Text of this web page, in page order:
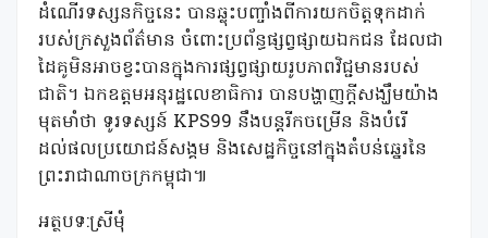
ដំណើរទស្សនកិច្ចនេះ បានឆ្លុះបញ្ចាំងពីការយកចិត្តទុកដាក់
របស់ក្រសួងព័ត៌មាន ចំពោះប្រព័ន្ធផ្សព្វផ្សាយឯកជន ដែលជា
ដៃគូមិនអាចខ្វះបានក្នុងការផ្សព្វផ្សាយរូបភាពវិជ្ជមានរបស់
ជាតិ។ ឯកឧត្តមអនុរដ្ឋលេខាធិការ បានបង្ហាញក្តីសង្ឃឹមយ៉ាង
មុតមាំថា ទូរទស្សន៍ KPS99 នឹងបន្តរីកចម្រើន និងបំរើ
ដល់ផលប្រយោជន៍សង្គម និងសេដ្ឋកិច្ចនៅក្នុងតំបន់ឆ្នេរនៃ
ព្រះរាជាណាចក្រកម្ពុជា៕
អត្ថបទ:ស្រីមុំ